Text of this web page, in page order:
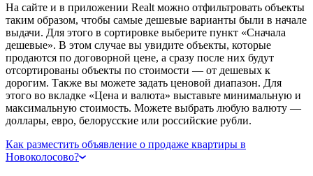
На сайте и в приложении Realt можно отфильтровать объекты
таким образом, чтобы самые дешевые варианты были в начале
выдачи. Для этого в сортировке выберите пункт «Сначала
дешевые». В этом случае вы увидите объекты, которые
продаются по договорной цене, а сразу после них будут
отсортированы объекты по стоимости — от дешевых к
дорогим. Также вы можете задать ценовой диапазон. Для
этого во вкладке «Цена и валюта» выставьте минимальную и
максимальную стоимость. Можете выбрать любую валюту —
доллары, евро, белорусские или российские рубли.
Как разместить объявление о продаже квартиры в
Новоколосово?